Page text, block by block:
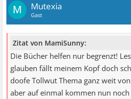
M Mutexia
Gast
Zitat von MamiSunny:
Die Bücher helfen nur begrenzt!
glauben fällt meinem Kopf doch
doofe Tollwut Thema ganz weit
aber auf einmal kommen nun noch